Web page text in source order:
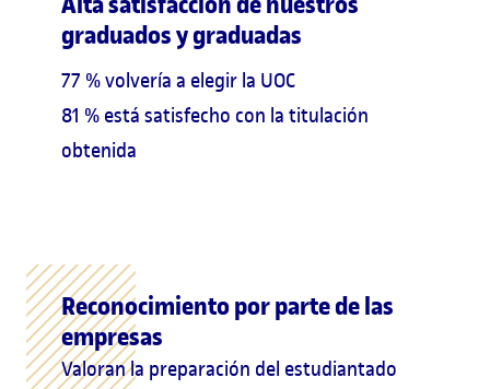
graduados y graduadas
77 % volvería a elegir la UOC
81 % está satisfecho con la titulación
obtenida
Reconocimiento por parte de las
empresas
Valoran la preparación del estudiantado